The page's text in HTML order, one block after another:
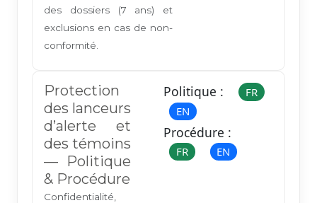
des dossiers (7 ans) et
exclusions en cas de non-
conformité.
Protection
des lanceurs
d’alerte et
des témoins
— Politique
& Procédure
Confidentialité,
Politique :
FR
EN
Procédure :
FR EN